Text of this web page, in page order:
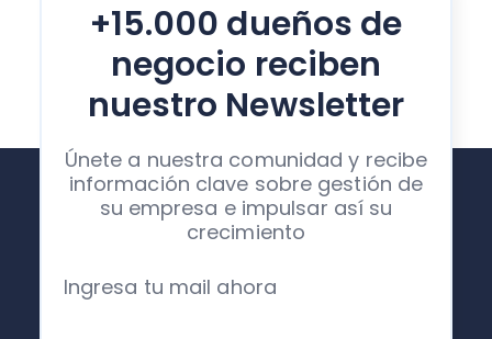
+15.000 dueños de
negocio reciben
nuestro Newsletter
Únete a nuestra comunidad y recibe
información clave sobre gestión de
su empresa e impulsar así su
crecimiento
Ingresa tu mail ahora